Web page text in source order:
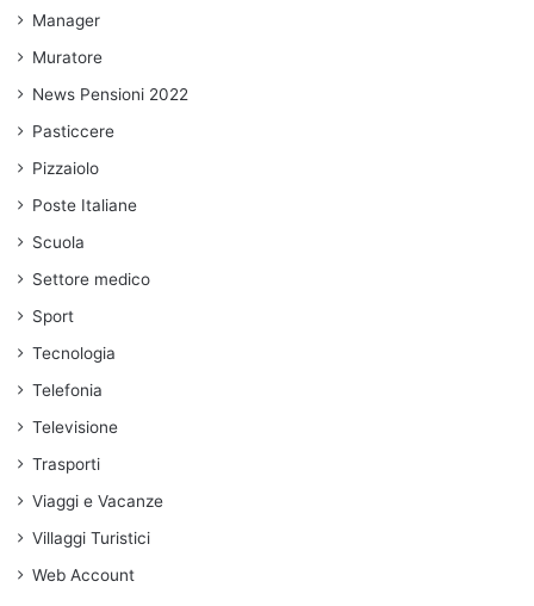
Manager
Muratore
News Pensioni 2022
Pasticcere
Pizzaiolo
Poste Italiane
Scuola
Settore medico
Sport
Tecnologia
Telefonia
Televisione
Trasporti
Viaggi e Vacanze
Villaggi Turistici
Web Account